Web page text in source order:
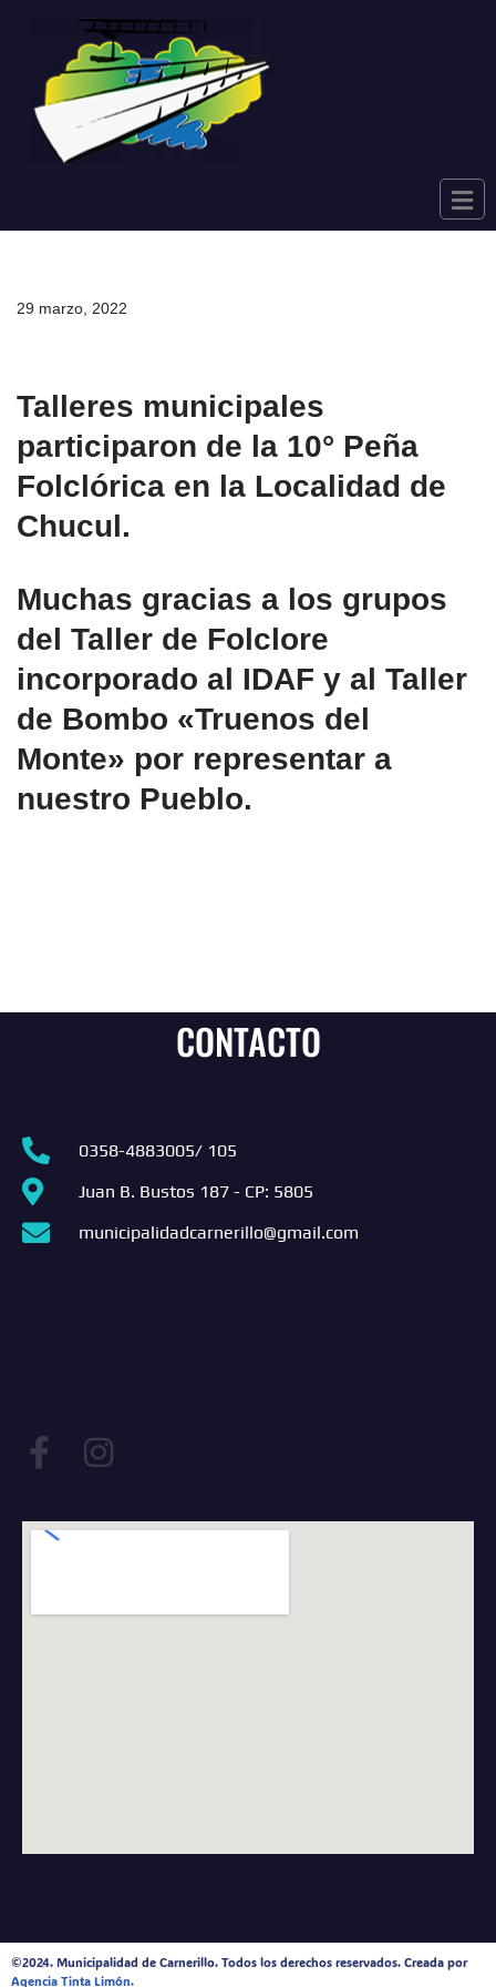
contenido
29 marzo, 2022
Talleres municipales
participaron de la 10° Peña
Folclórica en la Localidad de
Chucul.
Muchas gracias a los grupos
del Taller de Folclore
incorporado al IDAF y al Taller
de Bombo «Truenos del
Monte» por representar a
nuestro Pueblo.
CONTACTO
0358-4883005/ 105
Juan B. Bustos 187 - CP: 5805
municipalidadcarnerillo@gmail.com
©2024. Municipalidad de Carnerillo. Todos los derechos reservados. Creada por
Agencia Tinta Limón.